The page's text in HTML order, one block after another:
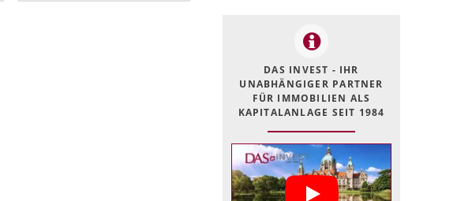
DAS INVEST - IHR
UNABHÄNGIGER PARTNER
FÜR IMMOBILIEN ALS
KAPITALANLAGE SEIT 1984